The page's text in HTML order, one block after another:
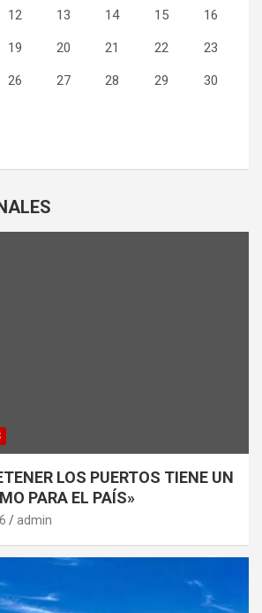
12 13 14 15 16
19 20 21 22 23
26 27 28 29 30
LOS PUERTOS TIENE UN
PARA EL PAÍS»
admin